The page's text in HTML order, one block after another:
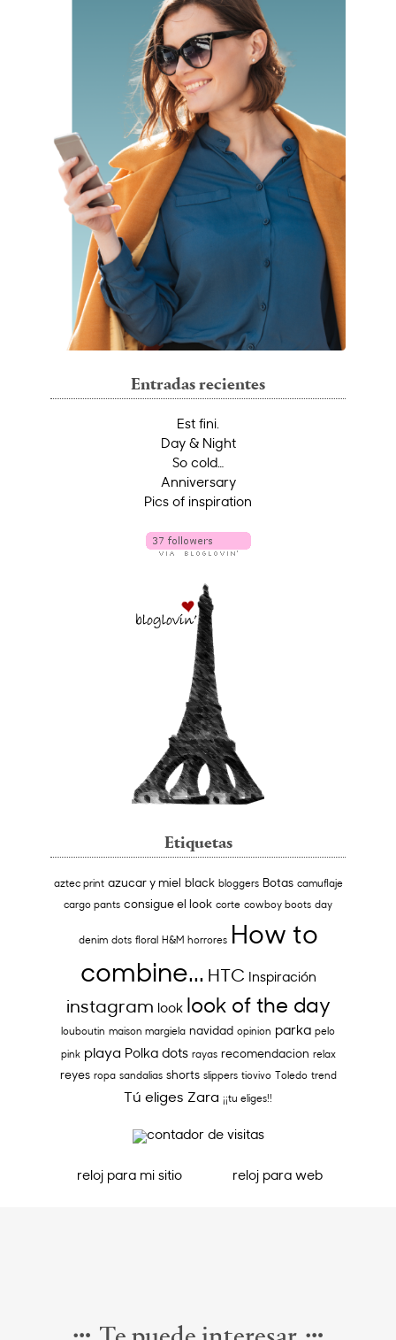
Entradas recientes
Est fini.
Day & Night
So cold…
Anniversary
Pics of inspiration
Etiquetas
aztec print azucar y miel black bloggers Botas camuflaje
cargo pants consigue el look corte cowboy boots day
denim dots floral H&M horrores How to
combine... HTC Inspiración
instagram look look of the day
louboutin maison margiela navidad opinion parka pelo
pink playa Polka dots rayas recomendacion relax
reyes ropa sandalias shorts slippers tiovivo Toledo trend
Tú eliges Zara ¡¡tu eliges!!
reloj para mi sitio reloj para web